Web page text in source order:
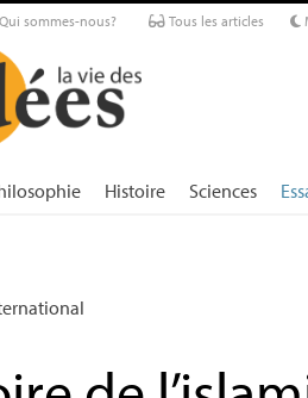
Qui sommes-nous? Tous les articles
Histoire Sciences